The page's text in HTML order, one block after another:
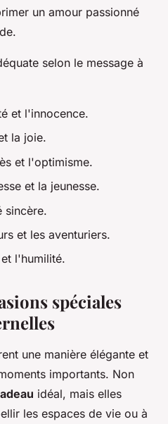
un amour passionné
selon le message à
et l'innocence.
la joie.
et l'optimisme.
et la jeunesse.
sincère.
et les aventuriers.
l'humilité.
spéciales
une manière élégante et
importants. Non
idéal, mais elles
les espaces de vie ou à